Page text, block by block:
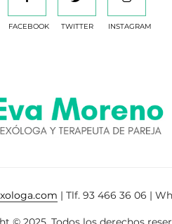
FACEBOOK TWITTER INSTAGRAM
| Tlf. 93 466 36 06 |